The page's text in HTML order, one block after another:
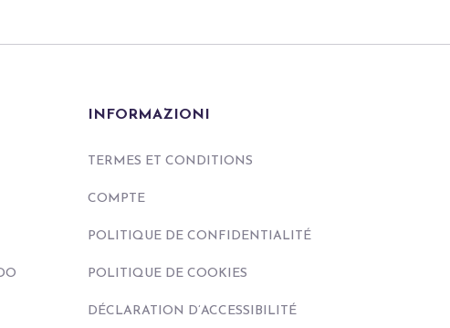
INFORMAZIONI
TERMES ET CONDITIONS
COMPTE
POLITIQUE DE CONFIDENTIALITÉ
POLITIQUE DE COOKIES
DÉCLARATION D’ACCESSIBILITÉ